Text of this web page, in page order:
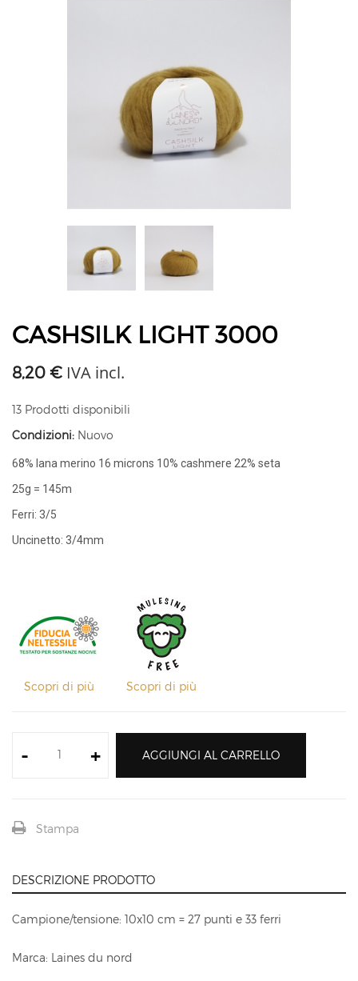
CASHSILK LIGHT 3000
8,20 € IVA incl.
13 Prodotti disponibili
Condizioni: Nuovo
68% lana merino 16 microns 10% cashmere 22% seta
25g = 145m
Ferri: 3/5
Uncinetto: 3/4mm
Scopri di più Scopri di più
- + AGGIUNGI AL CARRELLO
Stampa
DESCRIZIONE PRODOTTO
Campione/tensione: 10x10 cm = 27 punti e 33 ferri
Marca: Laines du nord